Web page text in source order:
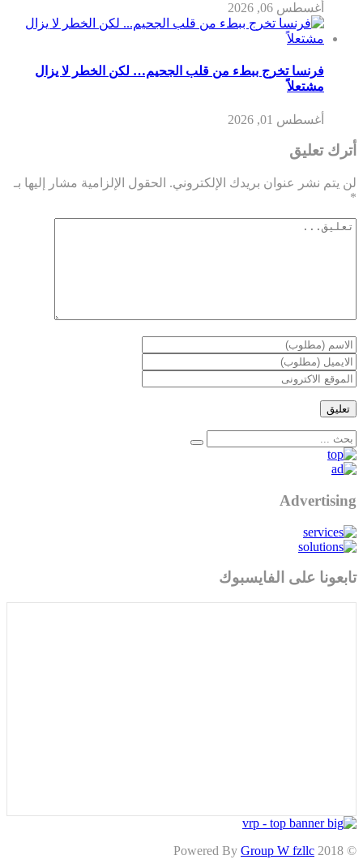
أغسطس 06, 2026
فرنسا تخرج ببطء من قلب الجحيم… لكن الخطر لا يزال
مشتعلاً
أغسطس 01, 2026
أترك تعليق
لن يتم نشر عنوان بريدك الإلكتروني. الحقول الإلزامية مشار إليها بـ
*
Advertising
تابعونا على الفايسبوك
© 2018 Powered By
Group W fzllc